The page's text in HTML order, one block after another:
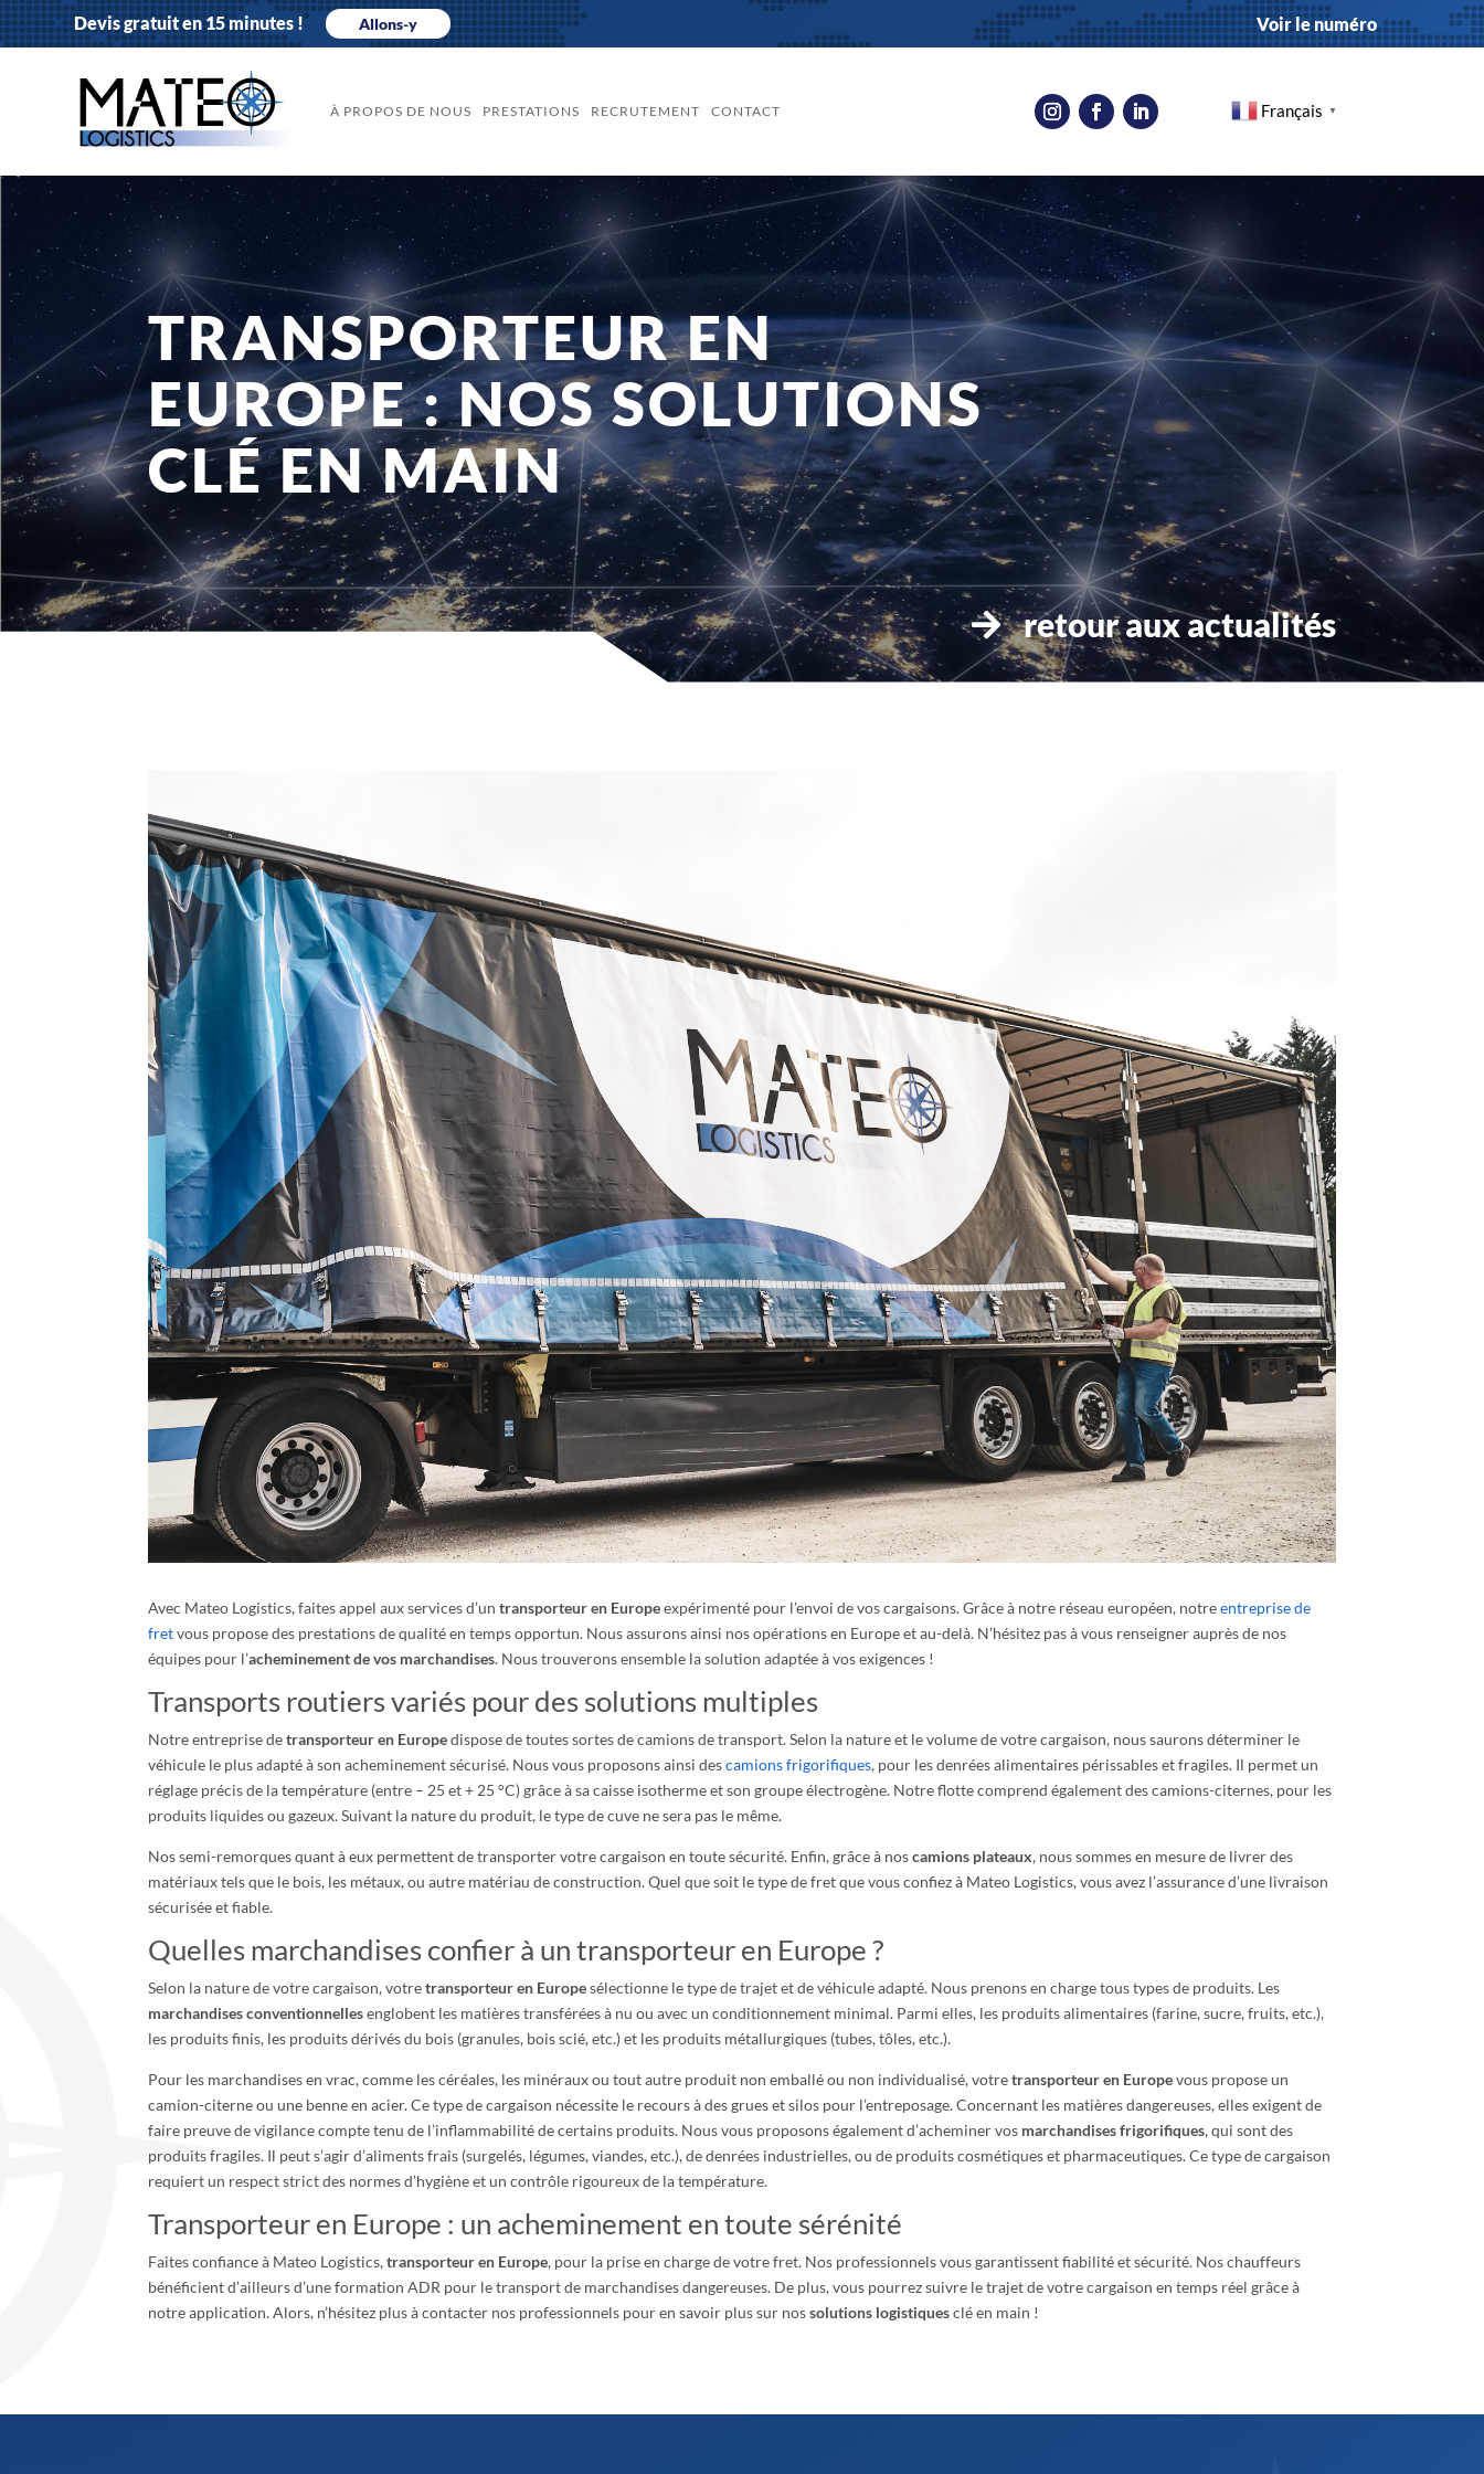
Devis gratuit en 15 minutes ! Allons-y Voir le numéro
À PROPOS DE NOUS PRESTATIONS RECRUTEMENT CONTACT Français ▼
TRANSPORTEUR EN
EUROPE : NOS SOLUTIONS
CLÉ EN MAIN
retour aux actualités
Avec Mateo Logistics, faites appel aux services d’untransporteur en Europeexpérimenté pour l’envoi de vos cargaisons. Grâce à notre réseau européen, notreentreprise de
fretvous propose des prestations de qualité en temps opportun. Nous assurons ainsi nos opérations en Europe et au-delà. N’hésitez pas à vous renseigner auprès de nos
équipes pour l’acheminement de vos marchandises. Nous trouverons ensemble la solution adaptée à vos exigences !
Transports routiers variés pour des solutions multiples
Notre entreprise detransporteur en Europedispose de toutes sortes de camions de transport. Selon la nature et le volume de votre cargaison, nous saurons déterminer le
véhicule le plus adapté à son acheminement sécurisé. Nous vous proposons ainsi descamions frigorifiques, pour les denrées alimentaires périssables et fragiles. Il permet un
réglage précis de la température (entre – 25 et + 25 °C) grâce à sa caisse isotherme et son groupe électrogène. Notre flotte comprend également des camions-citernes, pour les
produits liquides ou gazeux. Suivant la nature du produit, le type de cuve ne sera pas le même.
Nos semi-remorques quant à eux permettent de transporter votre cargaison en toute sécurité. Enfin, grâce à noscamions plateaux, nous sommes en mesure de livrer des
matériaux tels que le bois, les métaux, ou autre matériau de construction. Quel que soit le type de fret que vous confiez à Mateo Logistics, vous avez l’assurance d’une livraison
sécurisée et fiable.
Quelles marchandises confier à un transporteur en Europe ?
Selon la nature de votre cargaison, votretransporteur en Europesélectionne le type de trajet et de véhicule adapté. Nous prenons en charge tous types de produits. Les
marchandises conventionnellesenglobent les matières transférées à nu ou avec un conditionnement minimal. Parmi elles, les produits alimentaires (farine, sucre, fruits, etc.),
les produits finis, les produits dérivés du bois (granules, bois scié, etc.) et les produits métallurgiques (tubes, tôles, etc.).
Pour les marchandises en vrac, comme les céréales, les minéraux ou tout autre produit non emballé ou non individualisé, votretransporteur en Europevous propose un
camion-citerne ou une benne en acier. Ce type de cargaison nécessite le recours à des grues et silos pour l’entreposage. Concernant les matières dangereuses, elles exigent de
faire preuve de vigilance compte tenu de l’inflammabilité de certains produits. Nous vous proposons également d’acheminer vos marchandises frigorifiques, qui sont des
produits fragiles. Il peut s’agir d’aliments frais (surgelés, légumes, viandes, etc.), de denrées industrielles, ou de produits cosmétiques et pharmaceutiques. Ce type de cargaison
requiert un respect strict des normes d’hygiène et un contrôle rigoureux de la température.
Transporteur en Europe : un acheminement en toute sérénité
Faites confiance à Mateo Logistics,transporteur en Europe, pour la prise en charge de votre fret. Nos professionnels vous garantissent fiabilité et sécurité. Nos chauffeurs
bénéficient d’ailleurs d’une formation ADR pour le transport de marchandises dangereuses. De plus, vous pourrez suivre le trajet de votre cargaison en temps réel grâce à
notre application. Alors, n’hésitez plus à contacter nos professionnels pour en savoir plus sur nossolutions logistiquesclé en main !